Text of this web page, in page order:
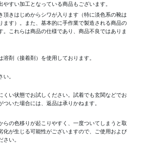
やすい加工となっている商品もございます。
頂きはじめからシワが入ります（特に淡色系の靴は
ます）。また、基本的に手作業で製造される商品の
。これらは商品の仕様であり、商品不良ではありま
溶剤（接着剤）を使用しております。
い。
くい状態でお試しください。試着でも玄関などでお
ついた場合には、返品は承りかねます。
らの色移りが起こりやすく、一度ついてしまうと取
化が生じる可能性がございますので、ご使用および
さい。